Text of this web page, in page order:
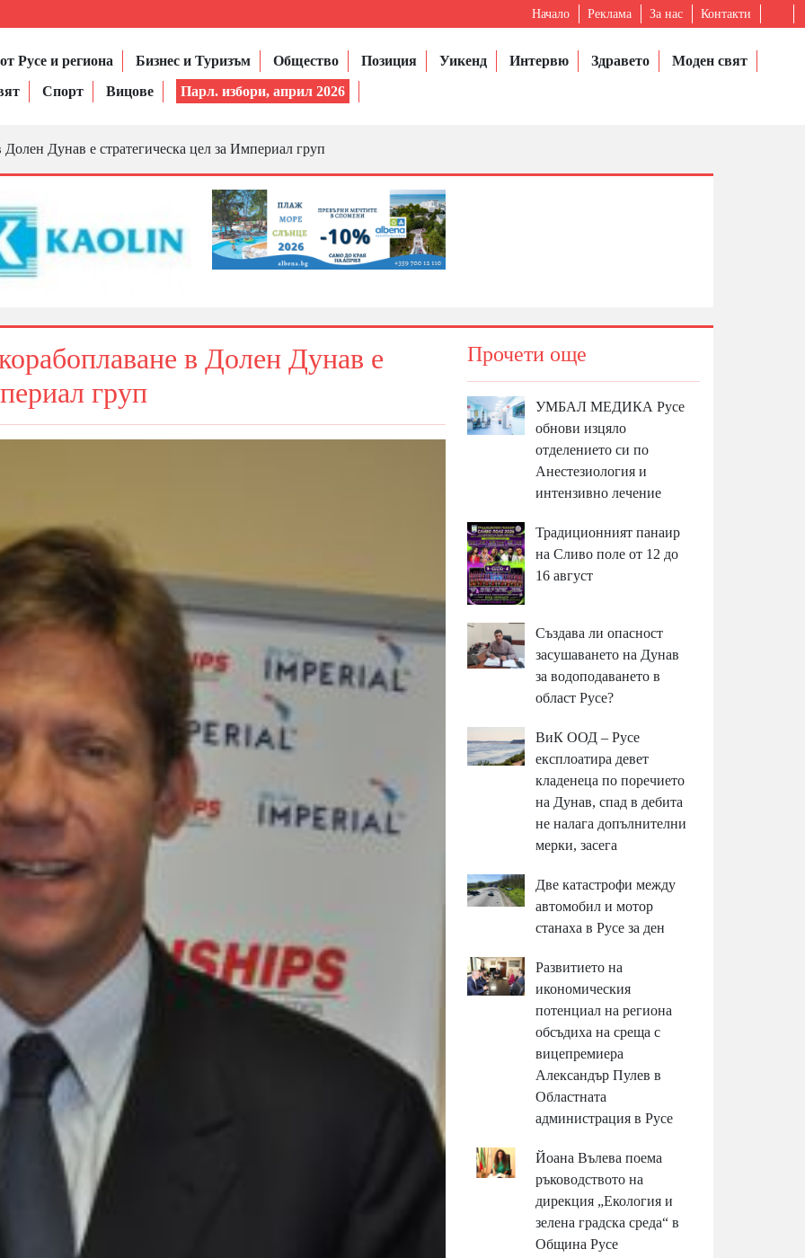
Начало Реклама За нас Контакти
Русе и региона Бизнес и Туризъм Общество Позиция Уикенд Интервю Здравето
Моден свят
Спорт Вицове Парл. избори, април 2026
Дунав е стратегическа цел за Империал груп
в Долен Дунав е
груп
Прочети още
УМБАЛ МЕДИКА Русе
обнови изцяло
отделението си по
Анестезиология и
интензивно лечение
Традиционният панаир
на Сливо поле от 12 до
16 август
Създава ли опасност
засушаването на Дунав
за водоподаването в
област Русе?
ВиК ООД – Русе
експлоатира девет
кладенеца по поречието
на Дунав, спад в дебита
не налага допълнителни
мерки, засега
Две катастрофи между
автомобил и мотор
станаха в Русе за ден
Развитието на
икономическия
потенциал на региона
обсъдиха на среща с
вицепремиера
Александър Пулев в
Областната
администрация в Русе
Йоана Вълева поема
ръководството на
дирекция „Екология и
зелена градска среда“ в
Община Русе